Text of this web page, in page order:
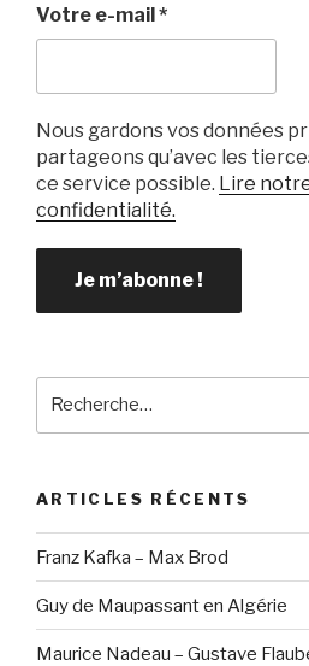
k
Votre e-mail*
Nous gardons vos données
partageons qu’avec les
ce service possible. Lire
confidentialité.
ARTICLES RÉCENTS
Franz Kafka – Max Brod
Guy de Maupassant en Algérie
Maurice Nadeau – Gustave